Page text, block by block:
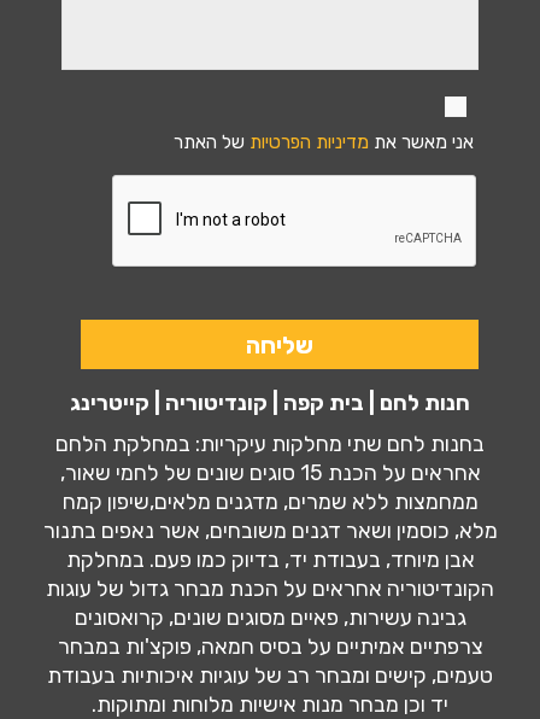
אני מאשר את מדיניות הפרטיות של האתר
חנות לחם | בית קפה | קונדיטוריה | קייטרינג
בחנות לחם שתי מחלקות עיקריות: במחלקת הלחם
אחראים על הכנת 15 סוגים שונים של לחמי שאור,
ממחמצות ללא שמרים, מדגנים מלאים,שיפון קמח
מלא, כוסמין ושאר דגנים משובחים, אשר נאפים בתנור
אבן מיוחד, בעבודת יד, בדיוק כמו פעם. במחלקת
הקונדיטוריה אחראים על הכנת מבחר גדול של עוגות
גבינה עשירות, פאיים מסוגים שונים, קרואסונים
צרפתיים אמיתיים על בסיס חמאה, פוקצ'ות במבחר
טעמים, קישים ומבחר רב של עוגיות איכותיות בעבודת
יד וכן מבחר מנות אישיות מלוחות ומתוקות.